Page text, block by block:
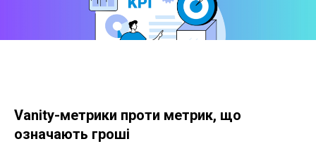
Vanity-метрики проти метрик, що
означають гроші